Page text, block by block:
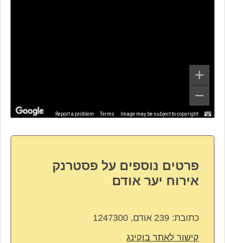
Image may be subject to copyright
Terms
Report a problem
פרטים נוספים על פסטרנק
אירוח יער אודם
כתובת: 239 אודם, 1247300
קישור לאתר בוקינג